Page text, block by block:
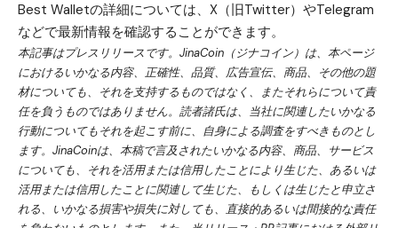
Best Walletの詳細については、 X（旧Twitter） やTelegram
などで最新情報を確認することができます。
本記事はプレスリリースです。JinaCoin（ジナコイン）は、本ページ
におけるいかなる内容、正確性、品質、広告宣伝、商品、その他の題
材についても、それを支持するものではなく、またそれらについて責
任を負うものではありません。読者諸氏は、当社に関連したいかなる
行動についてもそれを起こす前に、自身による調査をすべきものとし
ます。JinaCoinは、本稿で言及されたいかなる内容、商品、サービス
についても、それを活用または信用したことにより生じた、あるいは
活用または信用したことに関連して生じた、もしくは生じたと申立さ
れる、いかなる損害や損失に対しても、直接的あるいは間接的な責任